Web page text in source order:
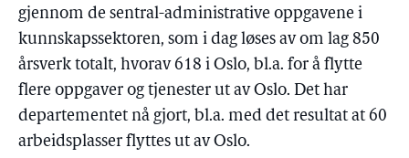
gjennom de sentral-administrative oppgavene i
kunnskapssektoren, som i dag løses av om lag 850
årsverk totalt, hvorav 618 i Oslo, bl.a. for å flytte
flere oppgaver og tjenester ut av Oslo. Det har
departementet nå gjort, bl.a. med det resultat at 60
arbeidsplasser flyttes ut av Oslo.